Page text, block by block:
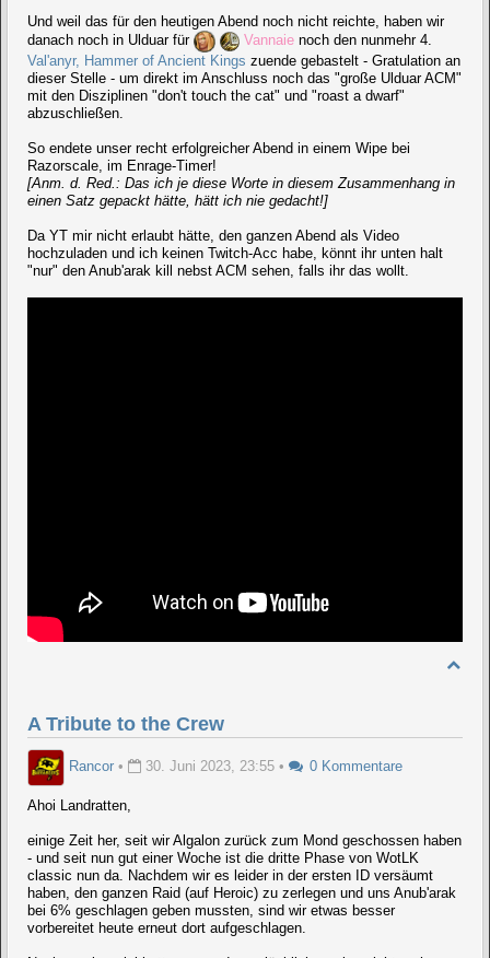
Und weil das für den heutigen Abend noch nicht reichte, haben wir
danach noch in Ulduar für
Vannaie noch den nunmehr 4.
Val'anyr, Hammer of Ancient Kings zuende gebastelt - Gratulation an
dieser Stelle - um direkt im Anschluss noch das "große Ulduar ACM"
mit den Disziplinen "don't touch the cat" und "roast a dwarf"
abzuschließen.
So endete unser recht erfolgreicher Abend in einem Wipe bei
Razorscale, im Enrage-Timer!
[Anm. d. Red.: Das ich je diese Worte in diesem Zusammenhang in
einen Satz gepackt hätte, hätt ich nie gedacht!]
Da YT mir nicht erlaubt hätte, den ganzen Abend als Video
hochzuladen und ich keinen Twitch-Acc habe, könnt ihr unten halt
"nur" den Anub'arak kill nebst ACM sehen, falls ihr das wollt.
A Tribute to the Crew
Rancor • 30. Juni 2023, 23:55 • 0 Kommentare
Ahoi Landratten,
einige Zeit her, seit wir Algalon zurück zum Mond geschossen haben
- und seit nun gut einer Woche ist die dritte Phase von WotLK
classic nun da. Nachdem wir es leider in der ersten ID versäumt
haben, den ganzen Raid (auf Heroic) zu zerlegen und uns Anub'arak
bei 6% geschlagen geben mussten, sind wir etwas besser
vorbereitet heute erneut dort aufgeschlagen.